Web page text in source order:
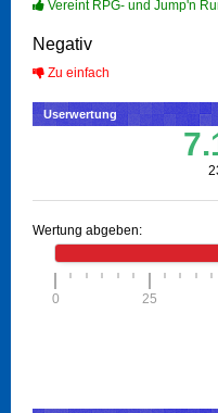
Vereint RPG- und Jump'n
Negativ
Zu einfach
Userwertung
Wertung abgeben:
0 25